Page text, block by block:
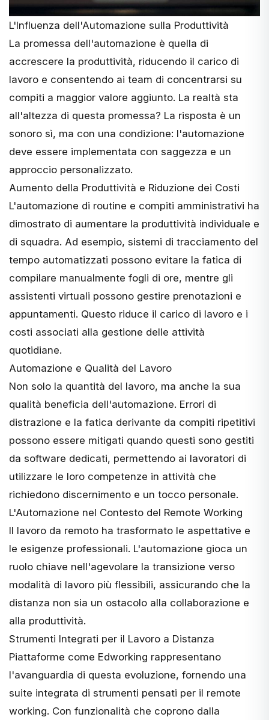
L'Influenza dell'Automazione sulla Produttività
La promessa dell'automazione è quella di
accrescere la produttività, riducendo il carico di
lavoro e consentendo ai team di concentrarsi su
compiti a maggior valore aggiunto. La realtà sta
all'altezza di questa promessa? La risposta è un
sonoro sì, ma con una condizione: l'automazione
deve essere implementata con saggezza e un
approccio personalizzato.
Aumento della Produttività e Riduzione dei Costi
L'automazione di routine e compiti amministrativi ha
dimostrato di aumentare la produttività individuale e
di squadra. Ad esempio, sistemi di tracciamento del
tempo automatizzati possono evitare la fatica di
compilare manualmente fogli di ore, mentre gli
assistenti virtuali possono gestire prenotazioni e
appuntamenti. Questo riduce il carico di lavoro e i
costi associati alla gestione delle attività
quotidiane.
Automazione e Qualità del Lavoro
Non solo la quantità del lavoro, ma anche la sua
qualità beneficia dell'automazione. Errori di
distrazione e la fatica derivante da compiti ripetitivi
possono essere mitigati quando questi sono gestiti
da software dedicati, permettendo ai lavoratori di
utilizzare le loro competenze in attività che
richiedono discernimento e un tocco personale.
L'Automazione nel Contesto del Remote Working
Il lavoro da remoto ha trasformato le aspettative e
le esigenze professionali. L'automazione gioca un
ruolo chiave nell'agevolare la transizione verso
modalità di lavoro più flessibili, assicurando che la
distanza non sia un ostacolo alla collaborazione e
alla produttività.
Strumenti Integrati per il Lavoro a Distanza
Piattaforme come Edworking rappresentano
l'avanguardia di questa evoluzione, fornendo una
suite integrata di strumenti pensati per il remote
working. Con funzionalità che coprono dalla